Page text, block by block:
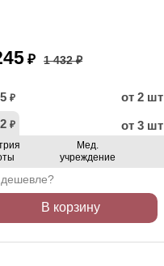
₽ 1 432 ₽
₽
от 2 шт
₽ от 3 шт
Мед.
учреждение
В корзину